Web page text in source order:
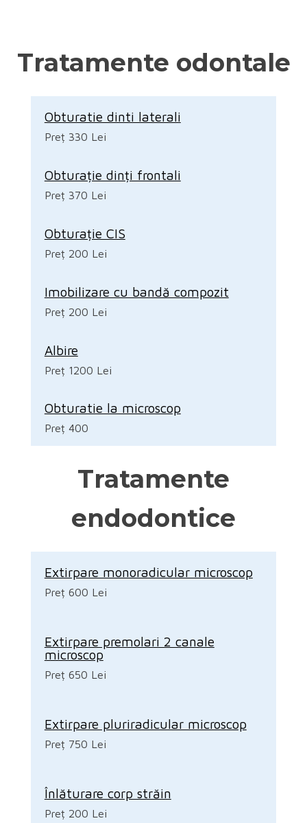
Tratamente odontale
Obturatie dinti laterali
Preț 330 Lei
Obturație dinți frontali
Preț 370 Lei
Obturație CIS
Preț 200 Lei
Imobilizare cu bandă compozit
Preț 200 Lei
Albire
Preț 1200 Lei
Obturatie la microscop
Preț 400
Tratamente
endodontice
Extirpare monoradicular microscop
Preț 600 Lei
Extirpare premolari 2 canale
microscop
Preț 650 Lei
Extirpare pluriradicular microscop
Preț 750 Lei
Înlăturare corp străin
Preț 200 Lei